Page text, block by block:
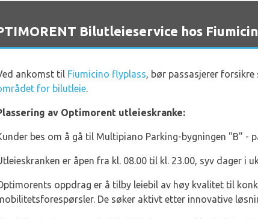
Bilutleieservice hos
ankomst til Fiumicino flyplass, bør passasjerer
for bilutleie.
av Optimorent utleieskranke:
bes om å gå til Multipiano Parking-bygningen "B" -
er åpen fra kl. 08.00 til kl. 23.00, syv dager i
oppdrag er å tilby leiebil av høy kvalitet til
De søker aktivt etter innovative